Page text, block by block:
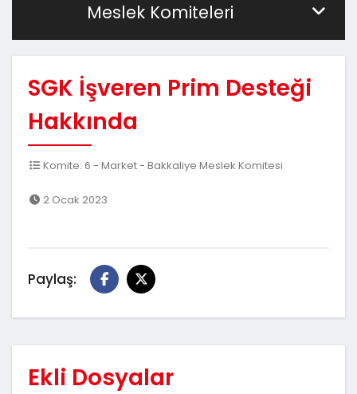
Meslek Komiteleri
SGK İşveren Prim Desteği
Hakkında
Komite: 6 - Market - Bakkaliye Meslek Komitesi
2 Ocak 2023
Paylaş:
Ekli Dosyalar